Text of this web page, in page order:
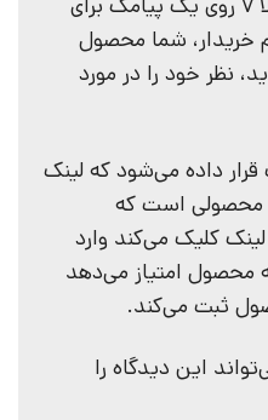
خریداری می‌کند و بعد از مثلا 7 روی یک پیامک برای
خریدار، شما محصول
نظر خود را در مورد
قرار داده می‌شود که لینک
محصولی است که
کلیک می‌کند وارد
محصول امتیاز می‌دهد
ثبت می‌کند.
این دیدگاه را